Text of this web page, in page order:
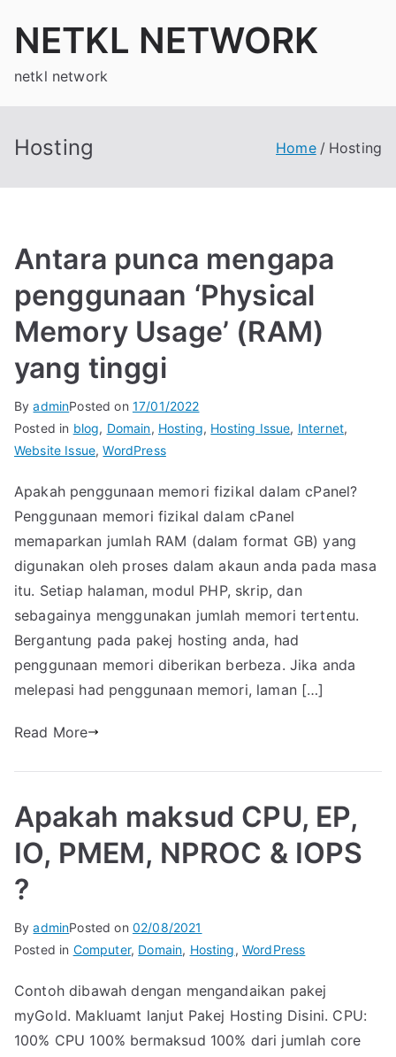
NETKL NETWORK
netkl network
Hosting Home Hosting
Antara punca mengapa
penggunaan ‘Physical
Memory Usage’ (RAM)
yang tinggi
ByadminPosted on 17/01/2022
Posted in blog, Domain, Hosting, Hosting Issue, Internet,
Website Issue,WordPress
Apakah penggunaan memori fizikal dalam cPanel?
Penggunaan memori fizikal dalam cPanel
memaparkan jumlah RAM (dalam format GB) yang
digunakan oleh proses dalam akaun anda pada masa
itu. Setiap halaman, modul PHP, skrip, dan
sebagainya menggunakan jumlah memori tertentu.
Bergantung pada pakej hosting anda, had
penggunaan memori diberikan berbeza. Jika anda
melepasi had penggunaan memori, laman […]
Read More
Apakah maksud CPU, EP,
IO, PMEM, NPROC & IOPS
?
ByadminPosted on 02/08/2021
Posted in Computer, Domain, Hosting, WordPress
Contoh dibawah dengan mengandaikan pakej
myGold. Makluamt lanjut Pakej Hosting Disini. CPU:
100% CPU 100% bermaksud 100% dari jumlah core